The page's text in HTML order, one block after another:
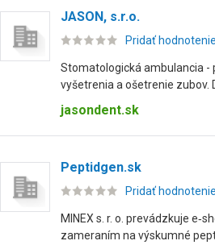
JASON, s.r.o.
Pridať hodnotenie
Stomatologická ambulancia -
vyšetrenia a ošetrenie zubov.
jasondent.sk
Peptidgen.sk
Pridať hodnotenie
MINEX s. r. o. prevádzkuje
zameraním na výskumné